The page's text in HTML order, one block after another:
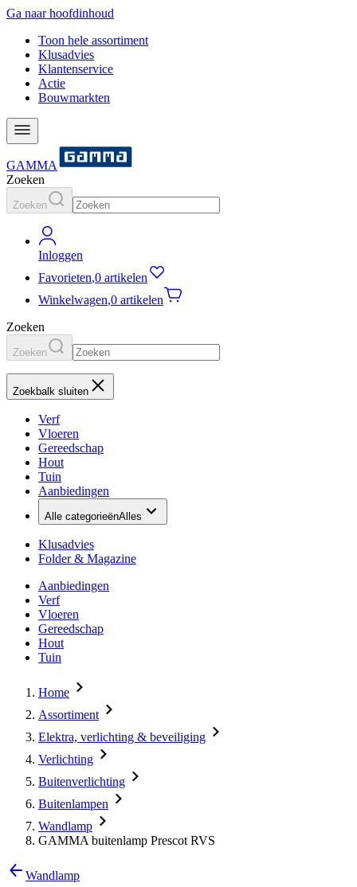
Ga naar hoofdinhoud
Toon hele assortiment
Klusadvies
Klantenservice
Actie
Bouwmarkten
GAMMA
Zoeken
Zoeken
Inloggen
Favorieten,0 artikelen
Winkelwagen,0 artikelen
Zoeken
Zoeken
Zoekbalk sluiten
Verf
Vloeren
Gereedschap
Hout
Tuin
Aanbiedingen
Alle categorieënAlles
Klusadvies
Folder & Magazine
Aanbiedingen
Verf
Vloeren
Gereedschap
Hout
Tuin
Home
Assortiment
Elektra, verlichting & beveiliging
Verlichting
Buitenverlichting
Buitenlampen
Wandlamp
GAMMA buitenlamp Prescot RVS
Wandlamp